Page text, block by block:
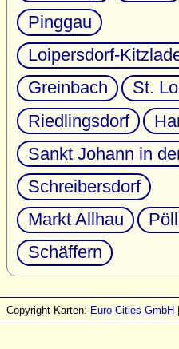
Pinggau
Loipersdorf-
Greinbach
St.
Riedlingsdorf
Sankt Johann in
Schreibersdorf
Markt Allhau
Schäffern
Copyright Karten: Euro-Cities GmbH